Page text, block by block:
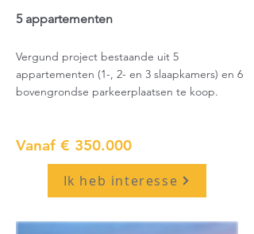
5 appartementen
Vergund project bestaande uit 5
appartementen (1-, 2- en 3 slaapkamers) en 6
bovengrondse parkeerplaatsen te koop.
Vanaf € 350.000
Ik heb interesse